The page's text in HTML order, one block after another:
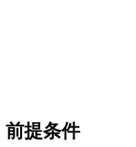
前提条件